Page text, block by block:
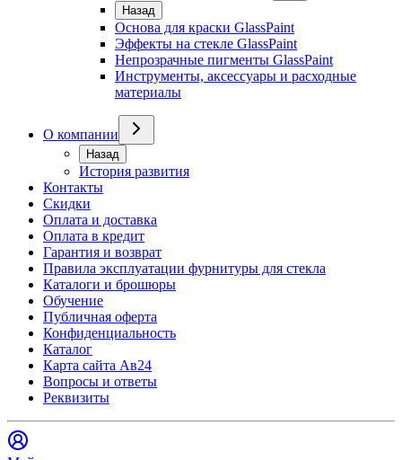
Назад
Основа для краски GlassPaint
Эффекты на стекле GlassPaint
Непрозрачные пигменты GlassPaint
Инструменты, аксессуары и расходные
материалы
О компании
Назад
История развития
Контакты
Скидки
Оплата и доставка
Оплата в кредит
Гарантия и возврат
Правила эксплуатации фурнитуры для стекла
Каталоги и брошюры
Обучение
Публичная оферта
Конфиденциальность
Каталог
Карта сайта Ав24
Вопросы и ответы
Реквизиты